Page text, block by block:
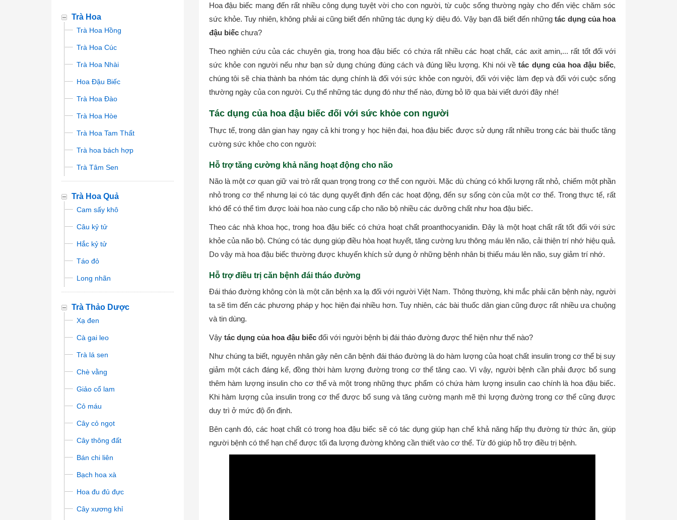
Trà Hoa
Trà Hoa Hồng
Trà Hoa Cúc
Trà Hoa Nhài
Hoa Đậu Biếc
Trà Hoa Đào
Trà Hoa Hòe
Trà Hoa Tam Thất
Trà hoa bách hợp
Trà Tâm Sen
Trà Hoa Quả
Cam sấy khô
Câu kỷ tử
Hắc kỷ tử
Táo đỏ
Long nhãn
Trà Thảo Dược
Xạ đen
Cà gai leo
Trà lá sen
Chè vằng
Giảo cổ lam
Cỏ máu
Cây cỏ ngọt
Cây thông đất
Bán chi liên
Bạch hoa xà
Hoa đu đủ đực
Cây xương khỉ
Hoa đậu biếc mang đến rất nhiều công dụng tuyệt vời cho con người, từ cuộc sống thường ngày cho đến việc chăm sóc
sức khỏe. Tuy nhiên, không phải ai cũng biết đến những tác dụng kỳ diệu đó. Vậy bạn đã biết đến nhữngtác dụng của hoa
đậu biếc chưa?
Theo nghiên cứu của các chuyên gia, trong hoa đậu biếc có chứa rất nhiều các hoạt chất, các axit amin,... rất tốt đối với
sức khỏe con người nếu như bạn sử dụng chúng đúng cách và đúng liều lượng. Khi nói vềtác dụng của hoa đậu biếc,
chúng tôi sẽ chia thành ba nhóm tác dụng chính là đối với sức khỏe con người, đối với việc làm đẹp và đối với cuộc sống
thường ngày của con người. Cụ thể những tác dụng đó như thế nào, đừng bỏ lỡ qua bài viết dưới đây nhé!
Tác dụng của hoa đậu biếc đối với sức khỏe con người
Thực tế, trong dân gian hay ngay cả khi trong y học hiện đại, hoa đậu biếc được sử dụng rất nhiều trong các bài thuốc tăng
cường sức khỏe cho con người:
Hỗ trợ tăng cường khả năng hoạt động cho não
Não là một cơ quan giữ vai trò rất quan trọng trong cơ thể con người. Mặc dù chúng có khối lượng rất nhỏ, chiếm một phần
nhỏ trong cơ thể nhưng lại có tác dụng quyết định đến các hoạt động, đến sự sống còn của một cơ thể. Trong thực tế, rất
khó để có thể tìm được loài hoa nào cung cấp cho não bộ nhiều các dưỡng chất như hoa đậu biếc.
Theo các nhà khoa học, trong hoa đậu biếc có chứa hoạt chất proanthocyanidin. Đây là một hoạt chất rất tốt đối với sức
khỏe của não bộ. Chúng có tác dụng giúp điều hòa hoạt huyết, tăng cường lưu thông máu lên não, cải thiện trí nhớ hiệu quả.
Do vậy mà hoa đậu biếc thường được khuyến khích sử dụng ở những bệnh nhân bị thiếu máu lên não, suy giảm trí nhớ.
Hỗ trợ điều trị căn bệnh đái tháo đường
Đái tháo đường không còn là một căn bệnh xa lạ đối với người Việt Nam. Thông thường, khi mắc phải căn bệnh này, người
ta sẽ tìm đến các phương pháp y học hiện đại nhiều hơn. Tuy nhiên, các bài thuốc dân gian cũng được rất nhiều ưa chuộng
và tin dùng.
Vậy tác dụng của hoa đậu biếcđối với người bệnh bị đái tháo đường được thể hiện như thế nào?
Như chúng ta biết, nguyên nhân gây nên căn bệnh đái tháo đường là do hàm lượng của hoạt chất insulin trong cơ thể bị suy
giảm một cách đáng kể, đồng thời hàm lượng đường trong cơ thể tăng cao. Vì vậy, người bệnh cần phải được bổ sung
thêm hàm lượng insulin cho cơ thể và một trong những thực phẩm có chứa hàm lượng insulin cao chính là hoa đậu biếc.
Khi hàm lượng của insulin trong cơ thể được bổ sung và tăng cường mạnh mẽ thì lượng đường trong cơ thể cũng được
duy trì ở mức độ ổn định.
Bên cạnh đó, các hoạt chất có trong hoa đậu biếc sẽ có tác dụng giúp hạn chế khả năng hấp thụ đường từ thức ăn, giúp
người bệnh có thể hạn chế được tối đa lượng đường không cần thiết vào cơ thể. Từ đó giúp hỗ trợ điều trị bệnh.